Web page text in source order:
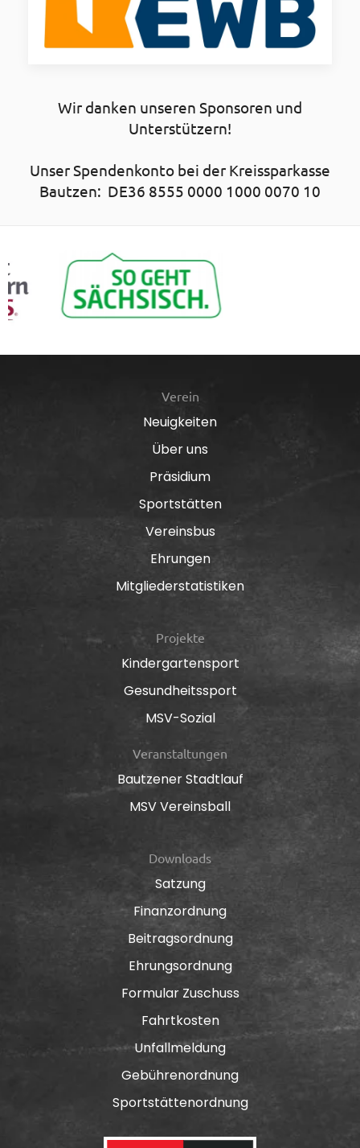
Wir danken unseren Sponsoren und
Unterstützern!
Unser Spendenkonto bei der Kreissparkasse
Bautzen: DE36 8555 0000 1000 0070 10
Verein
Neuigkeiten
Über uns
Präsidium
Sportstätten
Vereinsbus
Ehrungen
Mitgliederstatistiken
Projekte
Kindergartensport
Gesundheitssport
MSV-Sozial
Veranstaltungen
Bautzener Stadtlauf
MSV Vereinsball
Downloads
Satzung
Finanzordnung
Beitragsordnung
Ehrungsordnung
Formular Zuschuss
Fahrtkosten
Unfallmeldung
Gebührenordnung
Sportstättenordnung